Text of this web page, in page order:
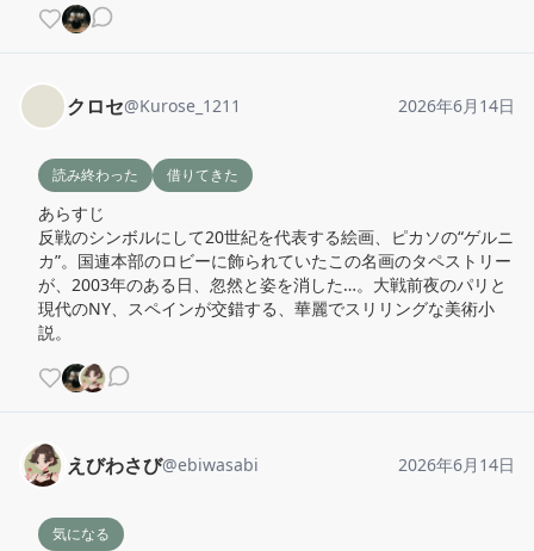
クロセ@Kurose_1211 2026年6月14日
読み終わった 借りてきた
あらすじ
反戦のシンボルにして20世紀を代表する絵画、ピカソの“ゲルニ
カ”。国連本部のロビーに飾られていたこの名画のタペストリー
が、2003年のある日、忽然と姿を消した…。大戦前夜のパリと
現代のNY、スペインが交錯する、華麗でスリリングな美術小
説。
えびわさび@ebiwasabi 2026年6月14日
気になる